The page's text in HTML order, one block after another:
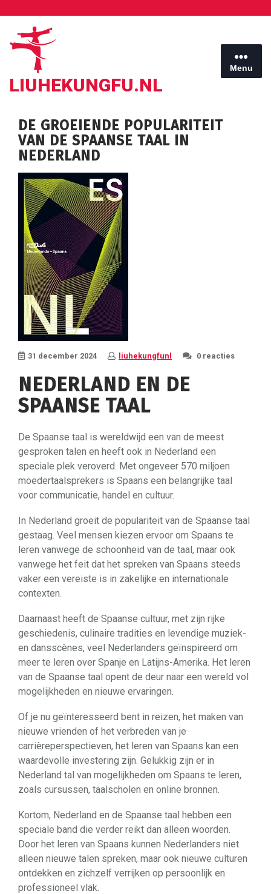
inhoud
LIUHEKUNGFU.NL
Menu
DE GROEIENDE POPULARITEIT
VAN DE SPAANSE TAAL IN
NEDERLAND
31 december 2024 liuhekungfunl 0 reacties
NEDERLAND EN DE
SPAANSE TAAL
De Spaanse taal is wereldwijd een van de meest
gesproken talen en heeft ook in Nederland een
speciale plek veroverd. Met ongeveer 570 miljoen
moedertaalsprekers is Spaans een belangrijke taal
voor communicatie, handel en cultuur.
In Nederland groeit de populariteit van de Spaanse taal
gestaag. Veel mensen kiezen ervoor om Spaans te
leren vanwege de schoonheid van de taal, maar ook
vanwege het feit dat het spreken van Spaans steeds
vaker een vereiste is in zakelijke en internationale
contexten.
Daarnaast heeft de Spaanse cultuur, met zijn rijke
geschiedenis, culinaire tradities en levendige muziek-
en dansscènes, veel Nederlanders geïnspireerd om
meer te leren over Spanje en Latijns-Amerika. Het leren
van de Spaanse taal opent de deur naar een wereld vol
mogelijkheden en nieuwe ervaringen.
Of je nu geïnteresseerd bent in reizen, het maken van
nieuwe vrienden of het verbreden van je
carrièreperspectieven, het leren van Spaans kan een
waardevolle investering zijn. Gelukkig zijn er in
Nederland tal van mogelijkheden om Spaans te leren,
zoals cursussen, taalscholen en online bronnen.
Kortom, Nederland en de Spaanse taal hebben een
speciale band die verder reikt dan alleen woorden.
Door het leren van Spaans kunnen Nederlanders niet
alleen nieuwe talen spreken, maar ook nieuwe culturen
ontdekken en zichzelf verrijken op persoonlijk en
professioneel vlak.